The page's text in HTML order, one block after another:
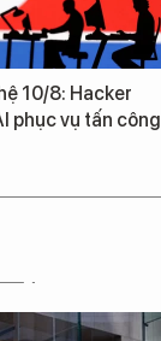
10/8: Hacker
phục vụ tấn công